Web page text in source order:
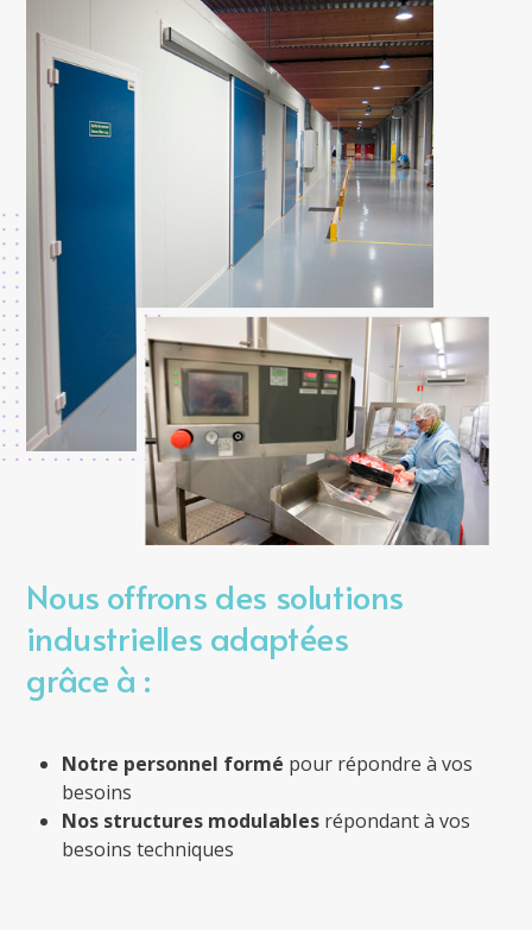
Nous offrons des solutions
industrielles adaptées
grâce à :
Notre personnel formé pour répondre à vos
besoins
Nos structures modulables répondant à vos
besoins techniques